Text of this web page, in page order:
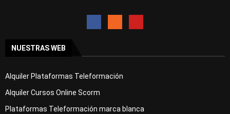
NUESTRAS WEB
Alquiler Plataformas Teleformación
Alquiler Cursos Online Scorm
Plataformas Teleformación marca blanca